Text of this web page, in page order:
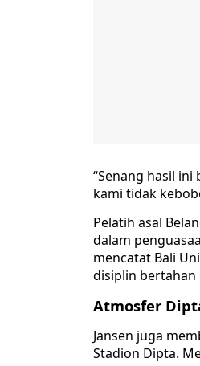
“Senang hasil
kami tidak
Pelatih asal
dalam
mencatat Bali
disiplin bertahan
Atmosfer
Jansen juga
Stadion Dipta.